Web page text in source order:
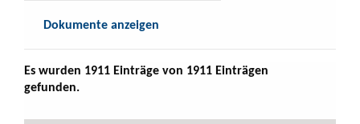
Dokumente anzeigen
Es wurden 1911 Einträge von 1911 Einträgen
gefunden.